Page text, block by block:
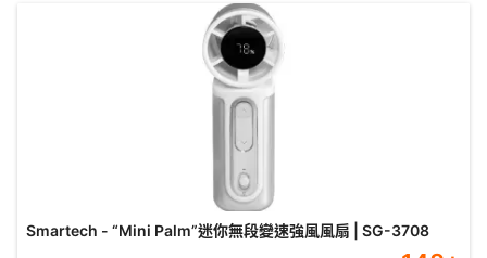
Smartech - “Mini Palm”迷你無段變速強風風扇 | SG-3708